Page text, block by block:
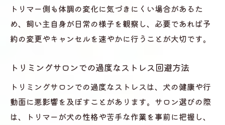
トリマー側も体調の変化に気づきにくい場合があるた
め、飼い主自身が日常の様子を観察し、必要であれば予
約の変更やキャンセルを速やかに行うことが大切です。
トリミングサロンでの過度なストレス回避方法
トリミングサロンでの過度なストレスは、犬の健康や行
動面に悪影響を及ぼすことがあります。サロン選びの際
は、トリマーが犬の性格や苦手な作業を事前に把握し、